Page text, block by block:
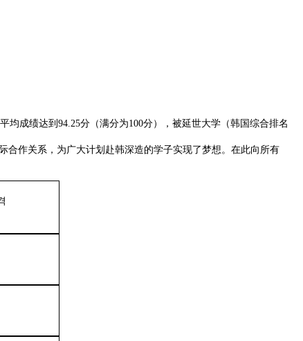
成绩达到94.25分（满分为100分），被延世大学（韩国综合排名
作关系，为广大计划赴韩深造的学子实现了梦想。在此向所有